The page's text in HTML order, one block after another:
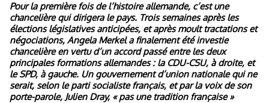
Pour la première fois de l’histoire allemande, c’est une
chancelière qui dirigera le pays. Trois semaines après les
élections législatives anticipées, et après moult tractations et
négociations, Angela Merkel a finalement été investie
chancelière en vertu d’un accord passé entre les deux
principales formations allemandes : la CDU-CSU, à droite, et
le SPD, à gauche. Un gouvernement d’union nationale qui ne
serait, selon le parti socialiste français, et par la voix de son
porte-parole, Julien Dray, « pas une tradition française »